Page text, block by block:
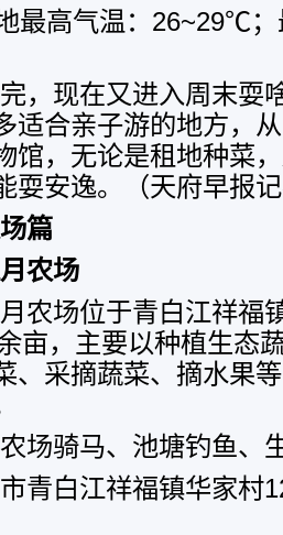
最高气温：26~29℃
，现在又进入周末耍
适合亲子游的地方，
馆，无论是租地种菜
耍安逸。（天府早报
篇
农场
农场位于青白江祥福
亩，主要以种植生态
、采摘蔬菜、摘水果
场骑马、池塘钓鱼、
青白江祥福镇华家村